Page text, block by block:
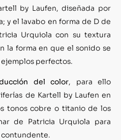
by Laufen, diseñada por
y el lavabo en forma de D de
Urquiola con su textura
la forma en que el sonido se
ejemplos perfectos.
del color, para ello
de Kartell by Laufen en
tonos cobre o titanio de los
de Patricia Urquiola para
contundente.